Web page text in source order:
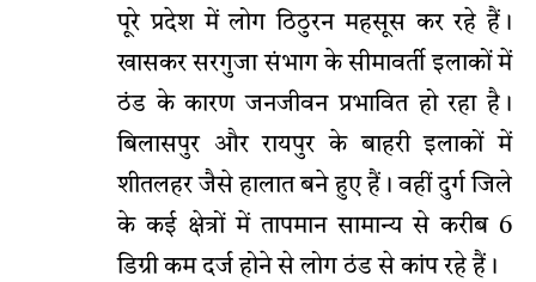
पूरे प्रदेश में लोग ठिठुरन महसूस कर रहे हैं।
खासकर सरगुजा संभाग के सीमावर्ती इलाकों में
ठंड के कारण जनजीवन प्रभावित हो रहा है।
बिलासपुर और रायपुर के बाहरी इलाकों में
शीतलहर जैसे हालात बने हुए हैं। वहीं दुर्ग जिले
के कई क्षेत्रों में तापमान सामान्य से करीब 6
डिग्री कम दर्ज होने से लोग ठंड से कांप रहे हैं।